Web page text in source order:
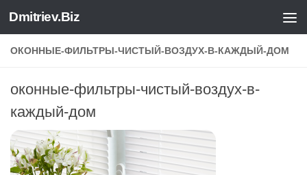
Skip to content
Dmitriev.Biz
ОКОННЫЕ-ФИЛЬТРЫ-ЧИСТЫЙ-ВОЗДУХ-В-КАЖДЫЙ-ДОМ
оконные-фильтры-чистый-воздух-в-
каждый-дом